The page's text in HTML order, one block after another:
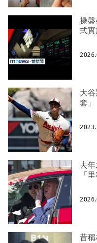
操
式實
大
套
去
「
昔